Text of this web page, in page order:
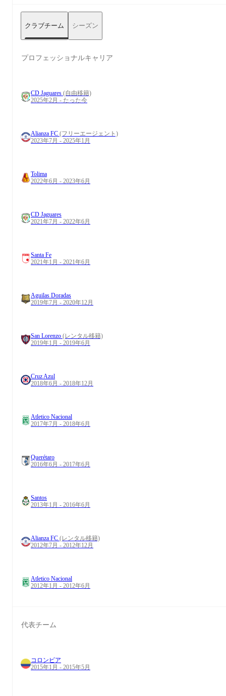
クラブチーム シーズン
プロフェッショナルキャリア
CD Jaguares (自由移籍)
2025年2月 - たった今
Alianza FC (フリーエージェント)
2023年7月 - 2025年1月
Tolima
2022年6月 - 2023年6月
CD Jaguares
2021年7月 - 2022年6月
Santa Fe
2021年1月 - 2021年6月
Aguilas Doradas
2019年7月 - 2020年12月
San Lorenzo (レンタル移籍)
2019年1月 - 2019年6月
Cruz Azul
2018年6月 - 2018年12月
Atletico Nacional
2017年7月 - 2018年6月
Querétaro
2016年6月 - 2017年6月
Santos
2013年1月 - 2016年6月
Alianza FC (レンタル移籍)
2012年7月 - 2012年12月
Atletico Nacional
2012年1月 - 2012年6月
代表チーム
コロンビア
2015年1月 - 2015年5月